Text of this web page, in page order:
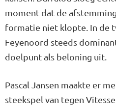
moment dat de
formatie niet klopte. In de
Feyenoord steeds
doelpunt als beloning uit.
Pascal Jansen maakte er
steekspel van tegen